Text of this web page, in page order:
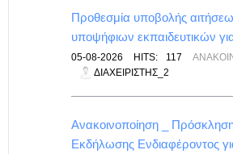
Προθεσμία υποβολής
υποψήφιων εκπαιδευτικών
05-08-2026 HITS: 117
ΔΙΑΧΕΙΡΙΣΤΉΣ_2
Ανακοινοποίηση _
Εκδήλωσης Ενδιαφέροντος